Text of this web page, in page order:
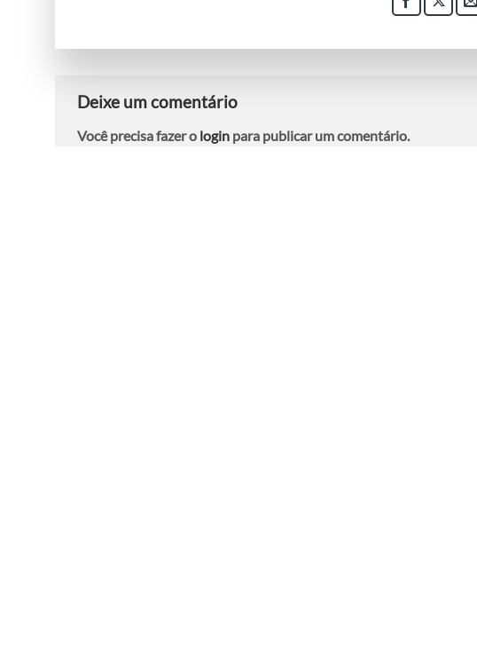
Deixe um comentário
Você precisa fazer o login para publicar um comentário.